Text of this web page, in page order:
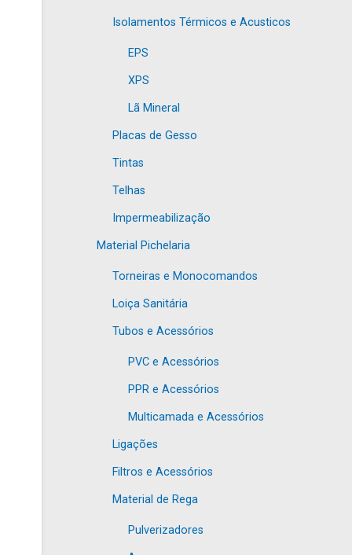
Isolamentos Térmicos e Acusticos
EPS
XPS
Lã Mineral
Placas de Gesso
Tintas
Telhas
Impermeabilização
Material Pichelaria
Torneiras e Monocomandos
Loiça Sanitária
Tubos e Acessórios
PVC e Acessórios
PPR e Acessórios
Multicamada e Acessórios
Ligações
Filtros e Acessórios
Material de Rega
Pulverizadores